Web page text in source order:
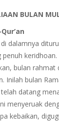
BULAN
dalamnya
penuh
bulan rahmat
Inilah bulan
datang
menyeruak
kebaikan,